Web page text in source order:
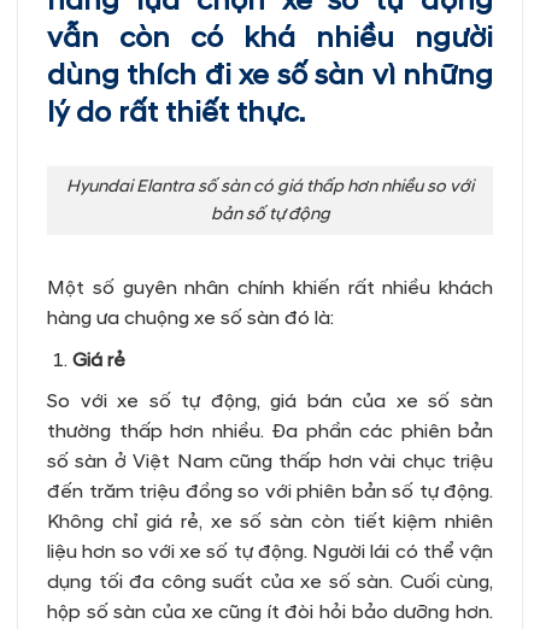
vẫn còn có khá nhiều người
dùng thích đi xe số sàn vì những
lý do rất thiết thực.
Hyundai Elantra số sàn có giá thấp hơn nhiều so với
bản số tự động
Một số guyên nhân chính khiến rất nhiều khách
hàng ưa chuộng xe số sàn đó là:
Giá rẻ
So với xe số tự động, giá bán của xe số sàn
thường thấp hơn nhiều. Đa phần các phiên bản
số sàn ở Việt Nam cũng thấp hơn vài chục triệu
đến trăm triệu đồng so với phiên bản số tự động.
Không chỉ giá rẻ, xe số sàn còn tiết kiệm nhiên
liệu hơn so với xe số tự động. Người lái có thể vận
dụng tối đa công suất của xe số sàn. Cuối cùng,
hộp số sàn của xe cũng ít đòi hỏi bảo dưỡng hơn.